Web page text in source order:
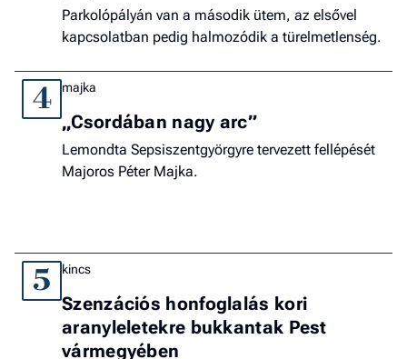
Parkolópályán van a második ütem, az elsővel
kapcsolatban pedig halmozódik a türelmetlenség.
4 majka
„Csordában nagy arc”
Lemondta Sepsiszentgyörgyre tervezett fellépését
Majoros Péter Majka.
5 kincs
Szenzációs honfoglalás kori
aranyleletekre bukkantak Pest
vármegyében